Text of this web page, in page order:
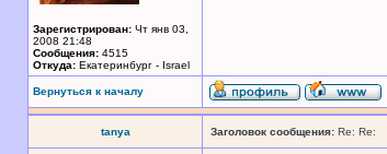
Зарегистрирован: Чт янв 03,
2008 21:48
Сообщения: 4515
Откуда: Екатеринбург - Israel
Вернуться к началу
tanya Заголовок сообщения: Re: Re: